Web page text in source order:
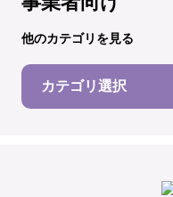
他のカテゴリを見る
カテゴリ選択